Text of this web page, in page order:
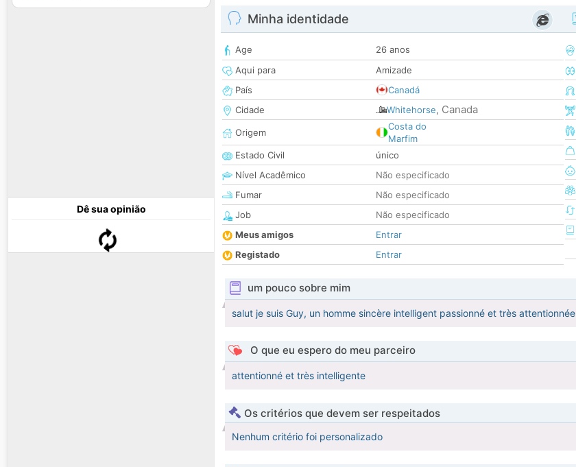
Dê sua opinião
Minha identidade
Age
26 anos
Aqui para
Amizade
País
Canadá
Cidade
Whitehorse, Canada
Origem
Costa do
Marfim
Estado Civil
único
Nível Acadêmico
Não especificado
Fumar
Não especificado
Job
Não especificado
Meus amigos
Entrar
Registado
Entrar
um pouco sobre mim
salut je suis Guy, un homme sincère intelligent passionné et très attentionnée
O que eu espero do meu parceiro
attentionné et très intelligente
Os critérios que devem ser respeitados
Nenhum critério foi personalizado